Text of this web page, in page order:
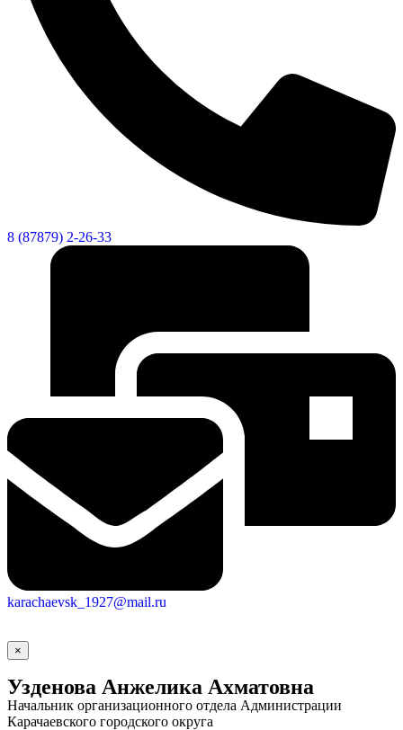
8 (87879) 2-26-33
karachaevsk_1927@mail.ru
×
Узденова Анжелика Ахматовна
Начальник организационного отдела Администрации
Карачаевского городского округа